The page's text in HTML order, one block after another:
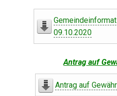
09.10.2020
Antrag auf
Antrag auf